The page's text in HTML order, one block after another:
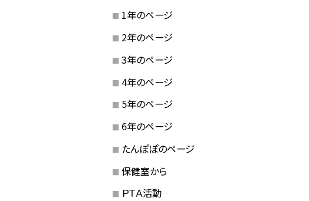
1年のページ
2年のページ
3年のページ
4年のページ
5年のページ
6年のページ
たんぽぽのページ
保健室から
ＰＴＡ活動